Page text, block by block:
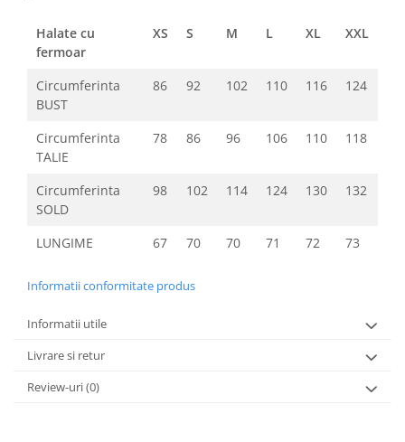
Halate cu
fermoar
XS S M L XL XXL
Circumferinta
BUST
86 92 102 110 116 124
Circumferinta
TALIE
78 86 96 106 110 118
Circumferinta
SOLD
98 102 114 124 130 132
LUNGIME 67 70 70 71 72 73
Informatii conformitate produs
Informatii utile
Livrare si retur
Review-uri(0)